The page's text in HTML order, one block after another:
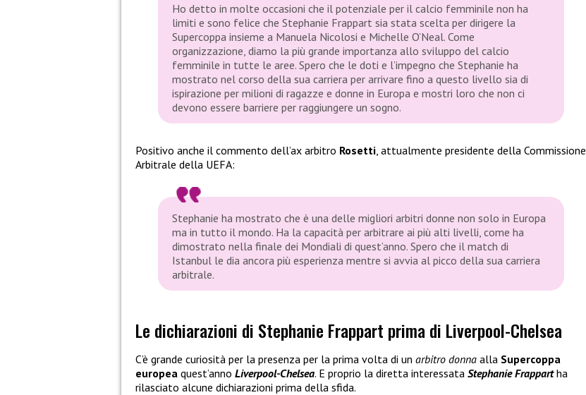
Ho detto in molte occasioni che il potenziale per il calcio femminile non ha
limiti e sono felice che Stephanie Frappart sia stata scelta per dirigere la
Supercoppa insieme a Manuela Nicolosi e Michelle O’Neal. Come
organizzazione, diamo la più grande importanza allo sviluppo del calcio
femminile in tutte le aree. Spero che le doti e l’impegno che Stephanie ha
mostrato nel corso della sua carriera per arrivare fino a questo livello sia di
ispirazione per milioni di ragazze e donne in Europa e mostri loro che non ci
devono essere barriere per raggiungere un sogno.
Positivo anche il commento dell’ax arbitro Rosetti, attualmente presidente della Commissione
Arbitrale della UEFA:
Stephanie ha mostrato che è una delle migliori arbitri donne non solo in Europa
ma in tutto il mondo. Ha la capacità per arbitrare ai più alti livelli, come ha
dimostrato nella finale dei Mondiali di quest’anno. Spero che il match di
Istanbul le dia ancora più esperienza mentre si avvia al picco della sua carriera
arbitrale.
Le dichiarazioni di Stephanie Frappart prima di Liverpool-Chelsea
C’è grande curiosità per la presenza per la prima volta di un arbitro donna alla Supercoppa
europea quest’anno Liverpool-Chelsea. E proprio la diretta interessata Stephanie Frappartha
rilasciato alcune dichiarazioni prima della sfida.